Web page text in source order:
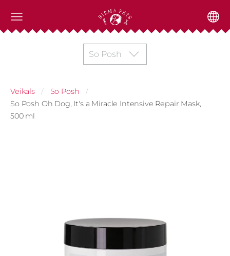
So Posh
Veikals
So Posh
So Posh Oh Dog, It's a Miracle Intensive Repair Mask,
500 ml